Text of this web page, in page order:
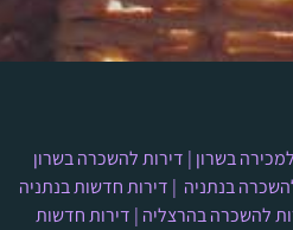
בשרון | דירות להשכרה בשרון
בנתניה | דירות חדשות בנתניה
להשכרה בהרצליה | דירות חדשות